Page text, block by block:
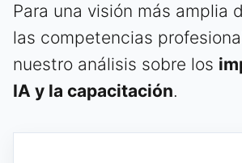
Para una visión más amplia
las competencias
nuestro análisis sobre los
IA y la capacitación.